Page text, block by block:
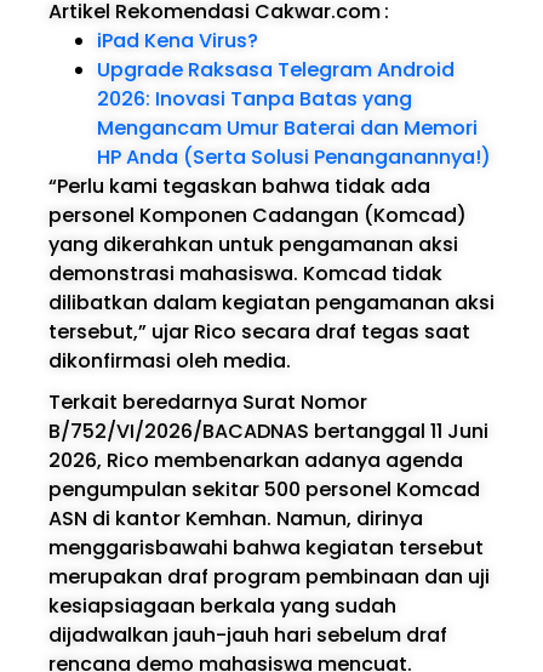
Artikel Rekomendasi Cakwar.com:
iPad Kena Virus?
Upgrade Raksasa Telegram Android
2026: Inovasi Tanpa Batas yang
Mengancam Umur Baterai dan Memori
HP Anda (Serta Solusi Penanganannya!)
“Perlu kami tegaskan bahwa tidak ada
personel Komponen Cadangan (Komcad)
yang dikerahkan untuk pengamanan aksi
demonstrasi mahasiswa. Komcad tidak
dilibatkan dalam kegiatan pengamanan aksi
tersebut,” ujar Rico secara draf tegas saat
dikonfirmasi oleh media.
Terkait beredarnya Surat Nomor
B/752/VI/2026/BACADNAS bertanggal 11 Juni
2026, Rico membenarkan adanya agenda
pengumpulan sekitar 500 personel Komcad
ASN di kantor Kemhan. Namun, dirinya
menggarisbawahi bahwa kegiatan tersebut
merupakan draf program pembinaan dan uji
kesiapsiagaan berkala yang sudah
dijadwalkan jauh-jauh hari sebelum draf
rencana demo mahasiswa mencuat.